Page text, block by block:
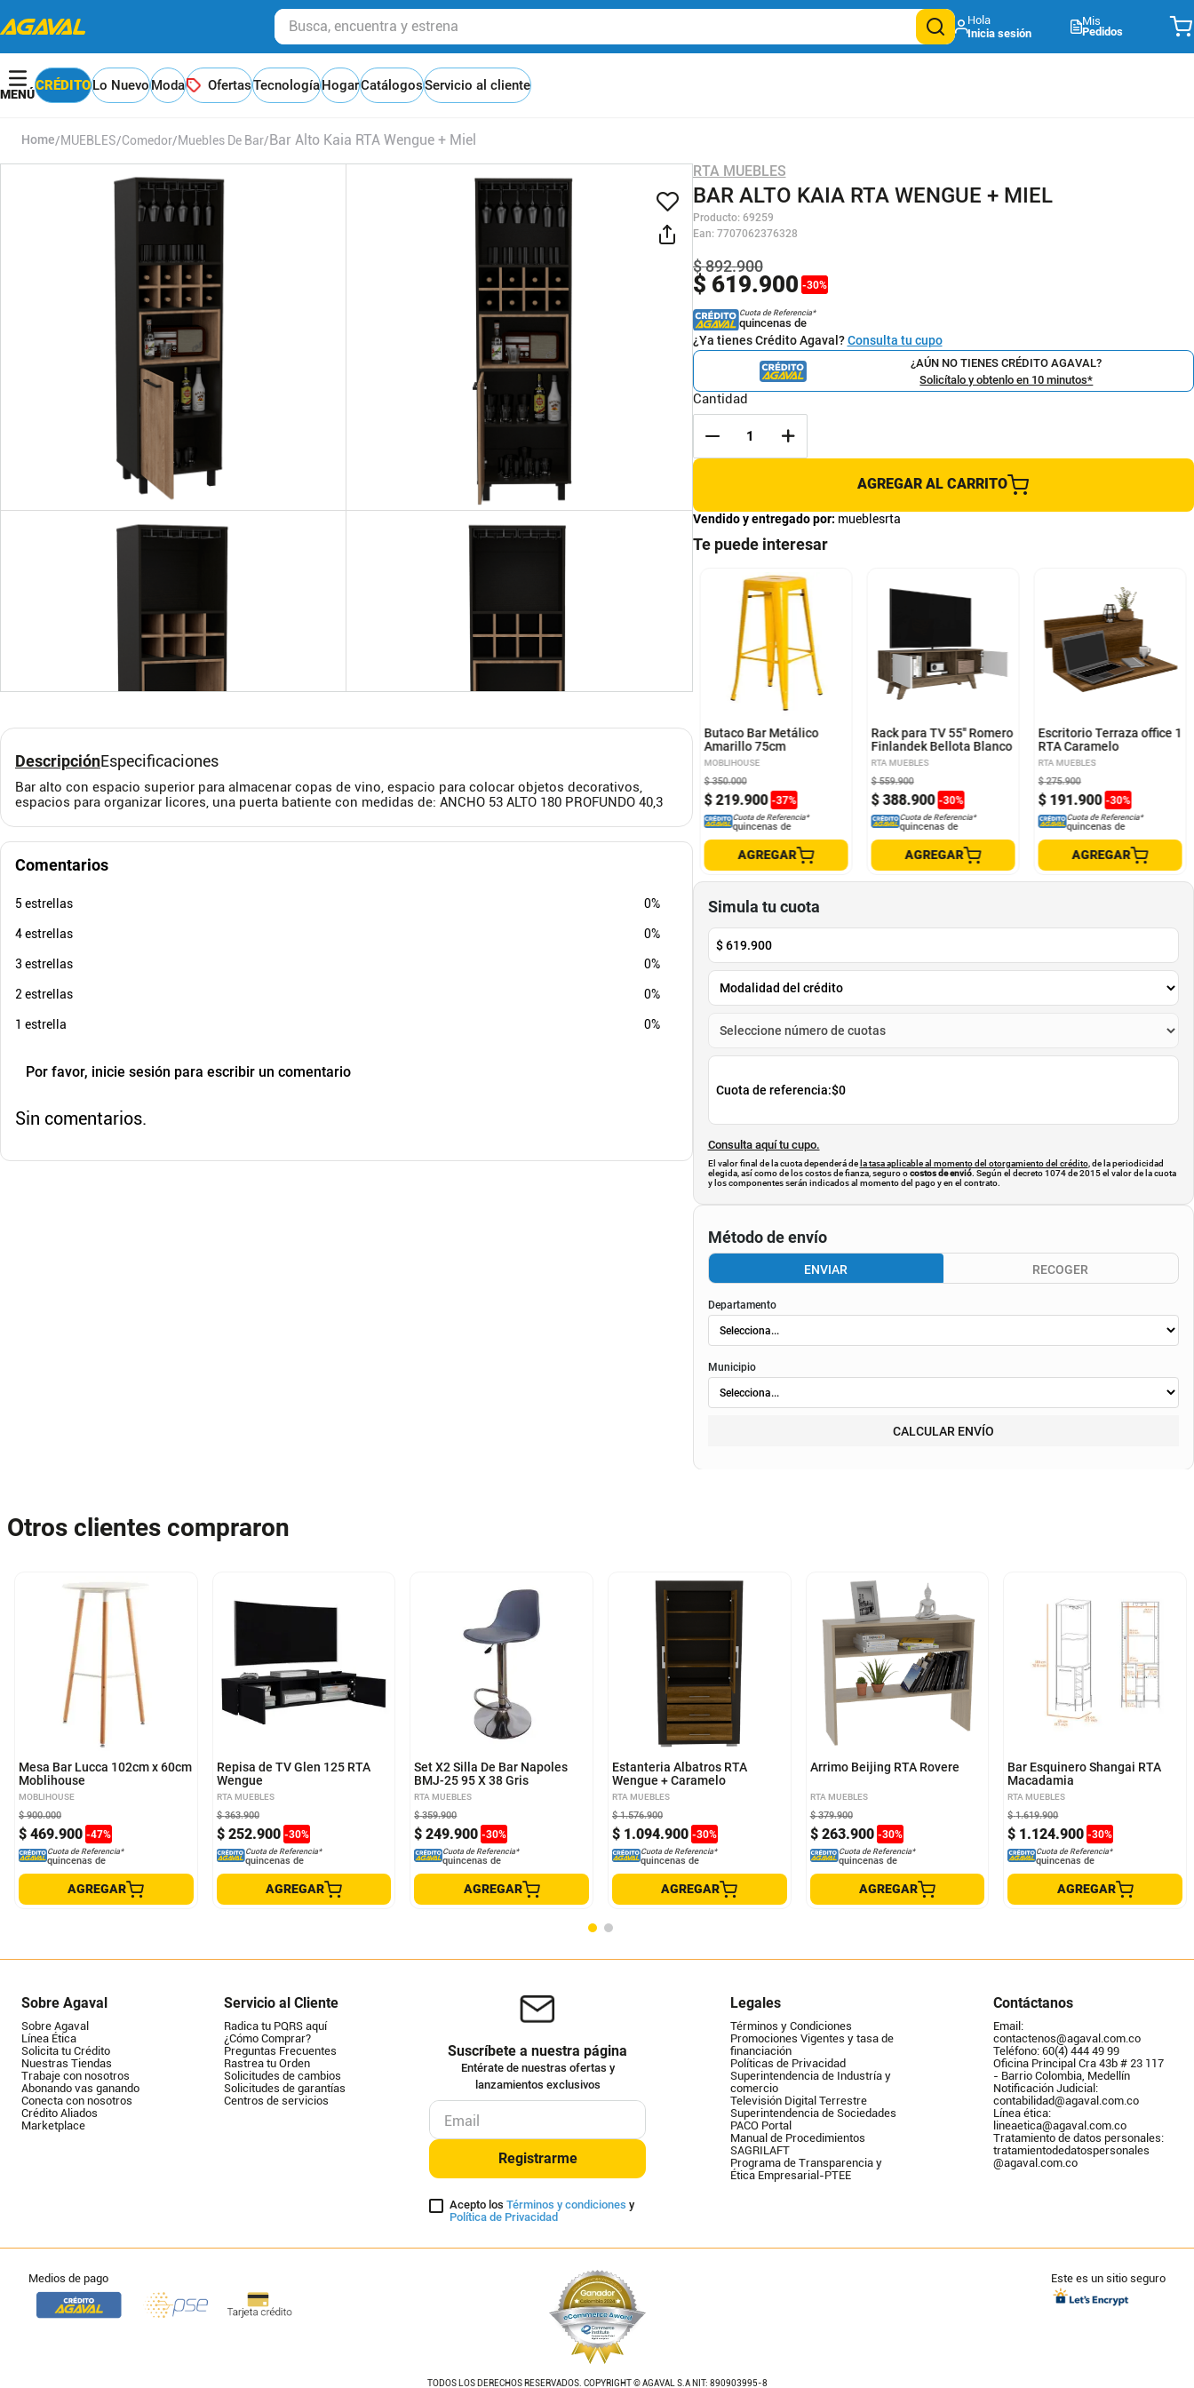
Busca, encuentra y estrena
Mis
Pedidos
CRÉDITOLo NuevoModa OfertasTecnologíaHogarCatálogosServicio al cliente
MUEBLES Comedor Muebles De Bar Bar Alto Kaia RTA Wengue + Miel
DescripciónEspecificaciones
Bar alto con espacio superior para almacenar copas de vino, espacio para colocar objetos decorativos,
espacios para organizar licores, una puerta batiente con medidas de: ANCHO 53 ALTO 180 PROFUNDO 40,3
Comentarios
5 estrellas 0%
4 estrellas 0%
3 estrellas 0%
2 estrellas 0%
1 estrella 0%
Por favor, inicie sesión para escribir un comentario
Sin comentarios.
RTA MUEBLES
BAR ALTO KAIA RTA WENGUE + MIEL
Producto: 69259
Ean: 7707062376328
$ 619.900 -30%
$892.900
Cuota de Referencia*
quincenas de
¿Ya tienes Crédito Agaval?Consulta tu cupo
¿AÚN NO TIENES CRÉDITO AGAVAL?
Solicítalo y obtenlo en 10 minutos*
Cantidad
AGREGAR AL CARRITO
Vendido y entregado por: mueblesrta
Te puede interesar
Rack para TV 55'' Romero
RTA MUEBLES
$ 388 .900 -30%
900
quincenas de
$ 191.900 -30%
quincenas de
$ 483.900 -30%
696 900
quincenas de
Butaco Bar Metálico
Amarillo 75cm
MOBLIHOUSE
$ 219.900 -37%
$ 350.000
Cuota de Referencia*
quincenas de
AGREGAR
Rack para TV 55'' Romero
Finlandek Bellota Blanco
RTA MUEBLES
$ 388.900 -30%
$ 559.900
Cuota de Referencia*
quincenas de
AGREGAR
Escritorio Terraza office 1
RTA Caramelo
RTA MUEBLES
$ 191.900 -30%
$ 275.900
Cuota de Referencia*
quincenas de
AGREGAR
Simula tu cuota
$619.900
Cuota de referencia:$0
Consulta aquí tu cupo.
El valor final de la cuota dependerá de la tasa aplicable al momento del otorgamiento del crédito, de la periodicidad
elegida, así como de los costos de fianza, seguro ocostos de envió. Según el decreto 1074 de 2015 el valor de la cuota
y los componentes serán indicados al momento del pago y en el contrato.
Método de envío
ENVIAR RECOGER
Departamento
Municipio
CALCULAR ENVÍO
Otros clientes compraron
Mesa Bar Lucca 102cm x 60cm
Moblihouse
MOBLIHOUSE
$ 469.900 -47%
$ 900.000
Cuota de Referencia*
quincenas de
AGREGAR
Repisa de TV Glen 125 RTA
Wengue
RTA MUEBLES
$ 252.900 -30%
$ 363.900
Cuota de Referencia*
quincenas de
AGREGAR
Set X2 Silla De Bar Napoles
BMJ-25 95 X 38 Gris
RTA MUEBLES
$ 249.900 -30%
$ 359.900
Cuota de Referencia*
quincenas de
AGREGAR
Estanteria Albatros RTA
Wengue + Caramelo
RTA MUEBLES
$ 1.094.900 -30%
$ 1.576.900
Cuota de Referencia*
quincenas de
AGREGAR
Arrimo Beijing RTA Rovere
RTA MUEBLES
$ 263.900 -30%
$ 379.900
Cuota de Referencia*
quincenas de
AGREGAR
Bar Esquinero Shangai RTA
Macadamia
RTA MUEBLES
$ 1.124.900 -30%
$ 1.619.900
Cuota de Referencia*
quincenas de
AGREGAR
Sobre Agaval
Sobre Agaval
Línea Ética
Solicita tu Crédito
Nuestras Tiendas
Trabaje con nosotros
Abonando vas ganando
Conecta con nosotros
Crédito Aliados
Marketplace
Servicio al Cliente
Radica tu PQRS aquí
¿Cómo Comprar?
Preguntas Frecuentes
Rastrea tu Orden
Solicitudes de cambios
Solicitudes de garantías
Centros de servicios
Suscríbete a nuestra página
Entérate de nuestras ofertas y
lanzamientos exclusivos
Registrarme
Acepto los Términos y condiciones y
Política de Privacidad
Legales
Términos y Condiciones
Promociones Vigentes y tasa de
financiación
Políticas de Privacidad
Superintendencia de Industría y
comercio
Televisión Digital Terrestre
Superintendencia de Sociedades
PACO Portal
Manual de Procedimientos
SAGRILAFT
Programa de Transparencia y
Ética Empresarial-PTEE
Contáctanos
Email:
contactenos@agaval.com.co
Teléfono: 60(4) 444 49 99
Oficina Principal Cra 43b # 23 117
- Barrio Colombia, Medellín
Notificación Judicial:
contabilidad@agaval.com.co
Línea ética:
lineaetica@agaval.com.co
Tratamiento de datos personales:
tratamientodedatospersonales
@agaval.com.co
Medios de pago
TODOS LOS DERECHOS RESERVADOS. COPYRIGHT © AGAVAL S.A NIT: 890903995-8
Este es un sitio seguro